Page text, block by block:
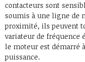
contacteurs sont
soumis à une ligne de
proximité, ils peuvent
variateur de fréquence
le moteur est démarré
puissance.